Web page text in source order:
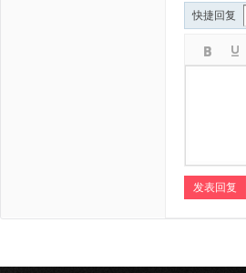
快捷回复
发表回复